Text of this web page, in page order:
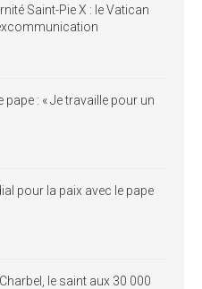
Saint-Pie X : le Vatican
: « Je travaille pour un
pour la paix avec le pape
le saint aux 30 000